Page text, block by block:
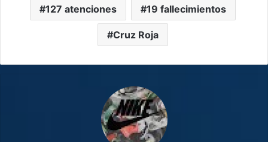
127 atenciones 19 fallecimientos
Cruz Roja